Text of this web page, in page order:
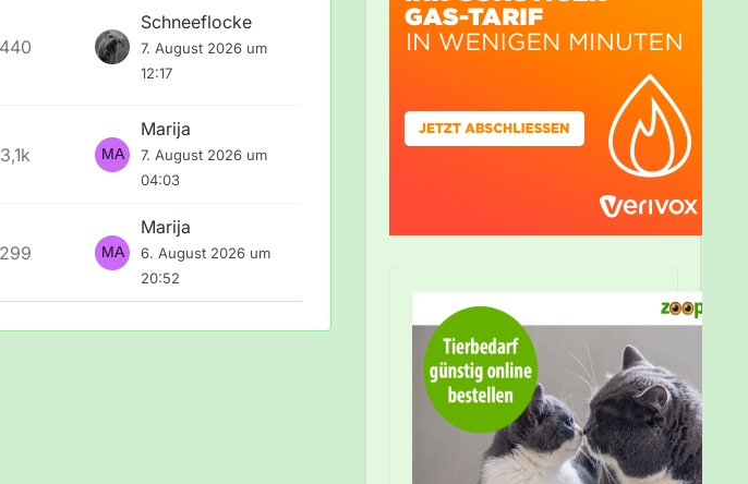
440
Schneeflocke
7. August 2026 um
12:17
3,1k
Marija
7. August 2026 um
04:03
299
Marija
6. August 2026 um
20:52